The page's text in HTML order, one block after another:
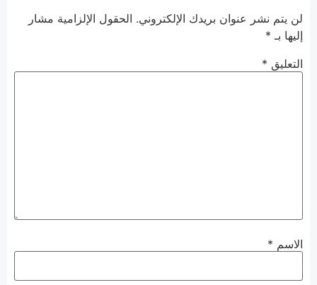
لن يتم نشر عنوان بريدك الإلكتروني. الحقول الإلزامية مشار
إليها بـ *
التعليق *
الاسم *